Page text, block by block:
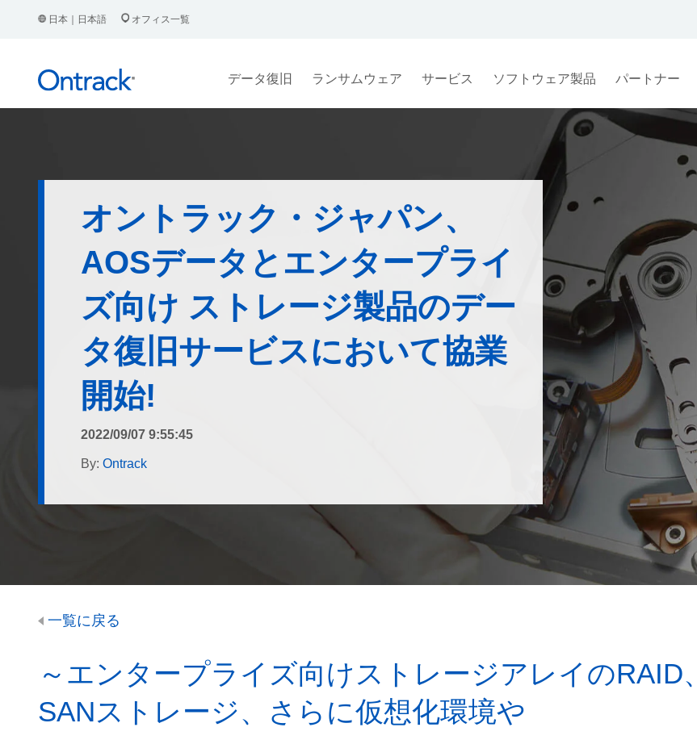
日本｜日本語 オフィス一覧
データ復旧 ランサムウェア サービス ソフトウェア製品 パートナー
オントラック・ジャパン、
AOSデータとエンタープライ
ズ向け ストレージ製品のデー
タ復旧サービスにおいて協業
開始!
2022/09/07 9:55:45
By: Ontrack
一覧に戻る
～エンタープライズ向けストレージアレイのRAID、
SANストレージ、さらに仮想化環境や